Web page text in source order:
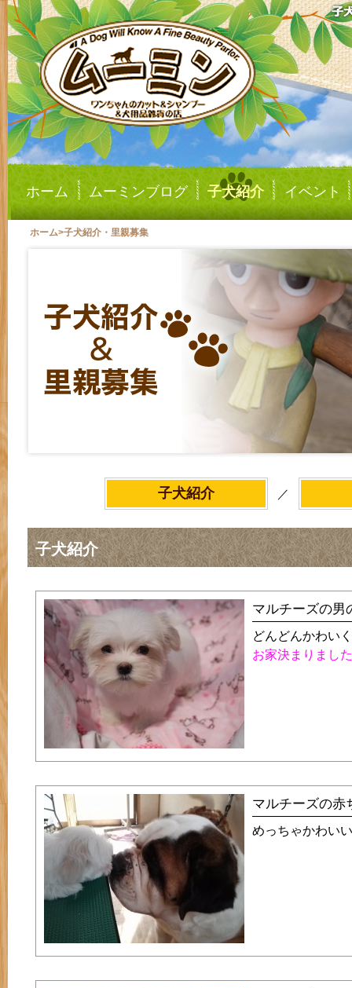
ホーム ムーミンブログ 子犬紹介 イベント
ホーム>子犬紹介・里親募集
子犬紹介 ／
子犬紹介
マルチーズの男
どんどんかわい
お家決まりまし
マルチーズの
めっちゃかわい